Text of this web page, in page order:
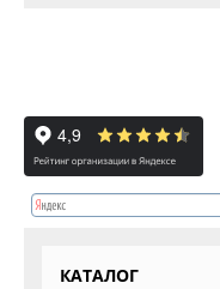
КАТАЛОГ